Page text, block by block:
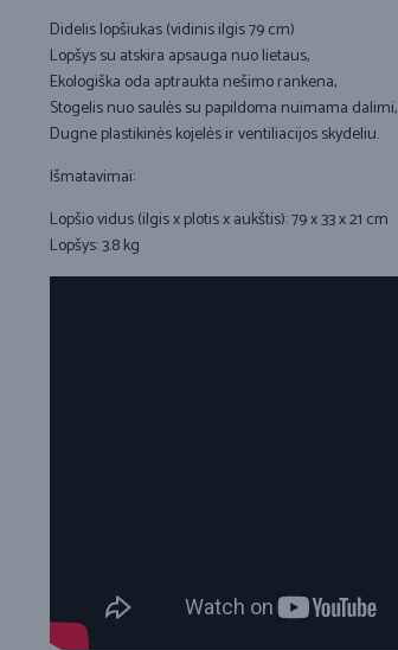
Didelis lopšiukas (vidinis ilgis 79 cm)
Lopšys su atskira apsauga nuo lietaus,
Ekologiška oda aptraukta nešimo rankena,
Stogelis nuo saulės su papildoma nuimama dalimi,
Dugne plastikinės kojelės ir ventiliacijos skydeliu.
Išmatavimai:
Lopšio vidus (ilgis x plotis x aukštis): 79 x 33 x 21 cm
Lopšys: 3.8 kg